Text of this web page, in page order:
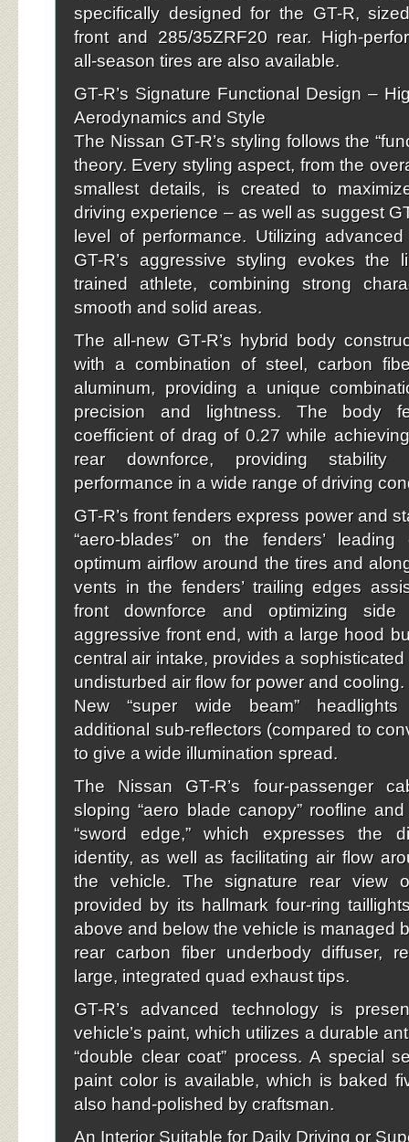
specifically designed for the GT-R,
front and 285/35ZRF20 rear. High-
all-season tires are also available.
GT-R’s Signature Functional Design –
Aerodynamics and Style
The Nissan GT-R’s styling follows the
theory. Every styling aspect, from the
smallest details, is created to
driving experience – as well as suggest
level of performance. Utilizing
GT-R’s aggressive styling evokes the
trained athlete, combining strong
smooth and solid areas.
The all-new GT-R’s hybrid body
with a combination of steel, carbon
aluminum, providing a unique
precision and lightness. The body
coefficient of drag of 0.27 while
rear downforce, providing stability
performance in a wide range of driving
GT-R’s front fenders express power and
“aero-blades” on the fenders’ leading
optimum airflow around the tires and
vents in the fenders’ trailing edges
front downforce and optimizing
aggressive front end, with a large hood
central air intake, provides a
undisturbed air flow for power and cooling.
New “super wide beam”
additional sub-reflectors (compared to
to give a wide illumination spread.
The Nissan GT-R’s four-passenger
sloping “aero blade canopy” roofline
“sword edge,” which expresses the
identity, as well as facilitating air flow
the vehicle. The signature rear view
provided by its hallmark four-ring
above and below the vehicle is managed
rear carbon fiber underbody diffuser,
large, integrated quad exhaust tips.
GT-R’s advanced technology is
vehicle’s paint, which utilizes a durable
“double clear coat” process. A special
paint color is available, which is baked
also hand-polished by craftsman.
An Interior Suitable for Daily Driving or